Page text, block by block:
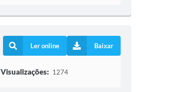
Ler online Baixar
Visualizações: 1274